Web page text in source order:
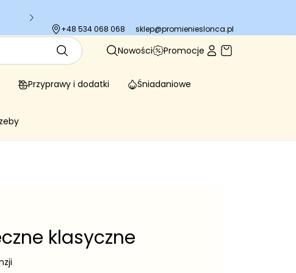
+48 534 068 068
sklep@promienieslonca.pl
Nowości Promocje
Przyprawy i dodatki Śniadaniowe
klasyczne